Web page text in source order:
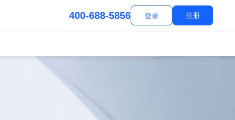
400-688-5856 登录 注册